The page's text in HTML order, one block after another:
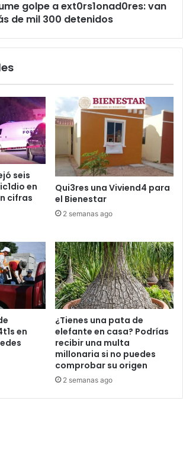
golpe a ext0rs1onad0res: van
de mil 300 detenidos
seis
en
cifras
Qui3res una Viviend4 para
el Bienestar
2 semanas ago
en
¿Tienes una pata de
elefante en casa? Podrías
recibir una multa
millonaria si no puedes
comprobar su origen
2 semanas ago